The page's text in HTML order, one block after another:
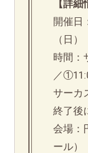
【詳細
開催日
（日）
時間：
／
サーカ
終了後
会場：
ール）